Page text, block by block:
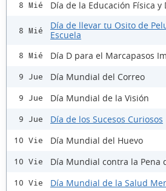
8 Mié Día de la Educación Física y
8 Mié
Día de llevar tu Osito de
Escuela
8 Mié Día D para el Marcapasos
9 Jue Día Mundial del Correo
9 Jue Día Mundial de la Visión
9 Jue Día de los Sucesos Curiosos
10 Vie Día Mundial del Huevo
10 Vie Día Mundial contra la Pena
10 Vie Día Mundial de la Salud